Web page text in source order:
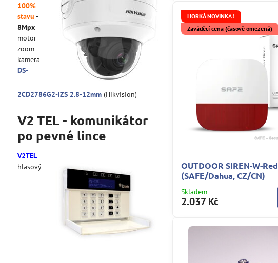
HORKÁ NOVINKA !
Zaváděcí cena (časově omezená)
OUTDOOR SIREN-W-Red
(SAFE/Dahua, CZ/CN)
Skladem
2.037 Kč
100%
stavu -
8Mpx
motor
zoom
kamera
DS-
2CD2786G2-IZS 2.8-12mm (Hikvision)
V2 TEL - komunikátor
po pevné lince
V2TEL-
hlasový